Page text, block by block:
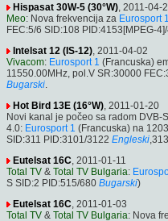
Hispasat 30W-5 (30°W), 2011-04-
Meo: Nova frekvencija za Eurosport 1
FEC:5/6 SID:108 PID:4153[MPEG-
Intelsat 12 (IS-12), 2011-04-02
Vivacom: Eurosport 1 (Francuska)
11550.00MHz, pol.V SR:30000
Bugarski.
Hot Bird 13E (16°W), 2011-01-20
Novi kanal je počeo sa radom DVB-
4.0: Eurosport 1 (Francuska) na
SID:311 PID:3101/3122 Engleski
Eutelsat 16C, 2011-01-11
Total TV & Total TV Bulgaria:
S SID:2 PID:515/680 Bugarski)
Eutelsat 16C, 2011-01-03
Total TV & Total TV Bulgaria: Nova